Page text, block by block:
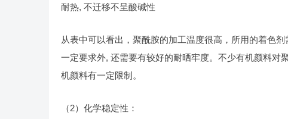
耐热, 不迁移不呈酸碱性
从表中可以看出，聚酰胺的加工温度很高，所用的着色
一定要求外, 还需要有较好的耐晒牢度。不少有机颜料对
机颜料有一定限制。
（2）化学稳定性：